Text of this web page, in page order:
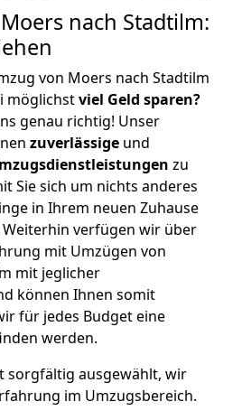
nach Stadtilm:
von Moers nach Stadtilm
möglichstviel Geld sparen?
genau richtig! Unser
zuverlässige und
zu
Sie sich um nichts anderes
in Ihrem neuen Zuhause
verfügen wir über
mit Umzügen von
mit jeglicher
können Ihnen somit
für jedes Budget eine
werden.
sorgfältig ausgewählt, wir
im Umzugsbereich.